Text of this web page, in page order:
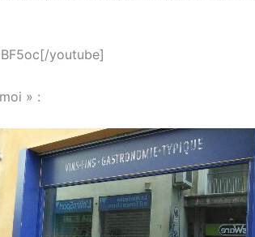
youtube]
» :